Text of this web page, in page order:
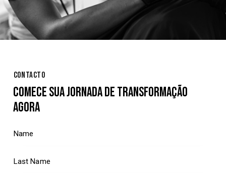
CONTACTO
COMECE SUA JORNADA DE TRANSFORMAÇÃO
AGORA